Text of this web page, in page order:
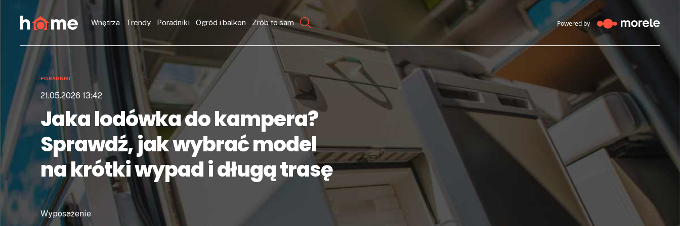
Wnętrza Trendy Poradniki Ogród i balkon Zrób to sam Powered by
PORADNIKI
21.05.2026 13:42
Jaka lodówka do kampera?
Sprawdź, jak wybrać model
na krótki wypad i długą trasę
Wyposażenie